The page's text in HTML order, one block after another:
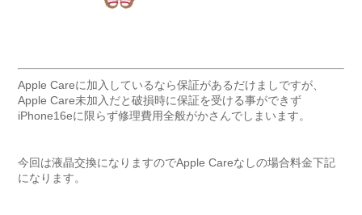
Apple Careに加入しているなら保証があるだけましですが、
Apple Care未加入だと破損時に保証を受ける事ができず
iPhone16eに限らず修理費用全般がかさんでしまいます。
今回は液晶交換になりますのでApple Careなしの場合料金下記
になります。